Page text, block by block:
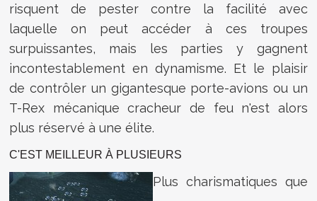
risquent de pester contre la facilité avec
laquelle on peut accéder à ces troupes
surpuissantes, mais les parties y gagnent
incontestablement en dynamisme. Et le plaisir
de contrôler un gigantesque porte-avions ou un
T-Rex mécanique cracheur de feu n'est alors
plus réservé à une élite.
C'EST MEILLEUR À PLUSIEURS
Plus charismatiques que